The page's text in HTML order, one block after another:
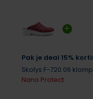
Pak je deal 15%
Skolys F-720.06
Nano Protect